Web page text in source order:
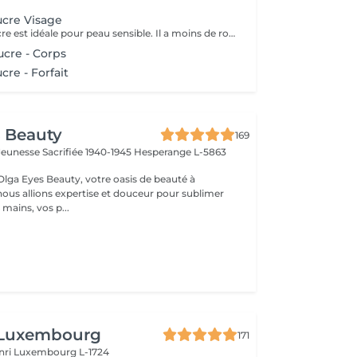
Visage
L'épilation au sucre est idéale pour peau sensible. Il a moins de rougeur après l'épilation. En appliquant le sucre, cela fait un gommage en même temps donc provoque moins de poils incarnés. Le sucre permet d'avoir un excellent résultat.
- Corps
- Forfait
Beauty
169
Sacrifiée 1940-1945 Hesperange L-5863
Eyes Beauty, votre oasis de beauté à
allions expertise et douceur pour sublimer
vos p...
171
Luxembourg L-1724